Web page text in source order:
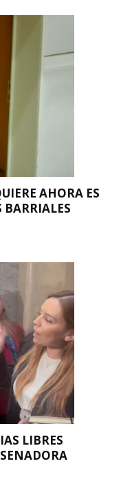
AHORA ES
BARRIALES
LIBRES